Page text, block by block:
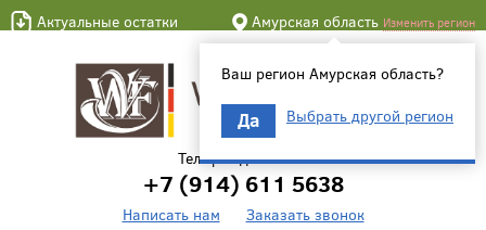
Актуальные остатки Амурская область Изменить регион
Ваш регион Амурская область?
Да Выбрать другой регион
Телефон для связи
+7 (914) 611 5638
Написать нам Заказать звонок